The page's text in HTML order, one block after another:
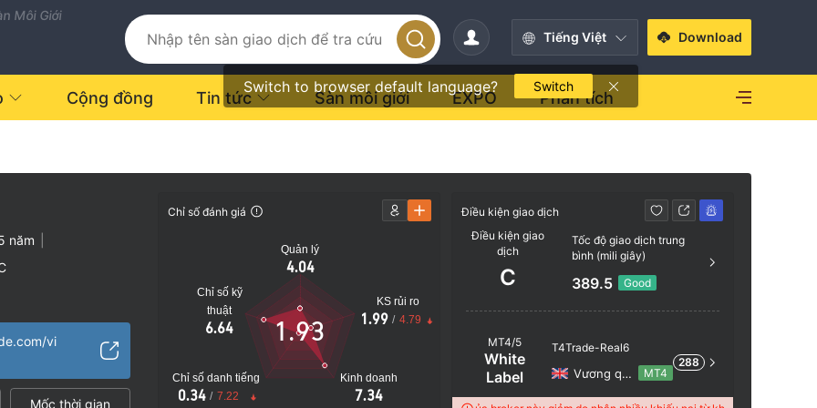
Môi Giới
Tiếng Việt
Switch to browser default language? Switch
Download
Cộng đồng Tin tức Sàn môi giới EXPO Phân tích
năm
(EP)
Nguy cơ rủi ro cao
xa
vi
Mốc thời gian
Chỉ số đánh giá
Quản lý
4.04
Chỉ số kỹ
thuật
6.64
Chỉ số danh tiếng
0.34 / 7.22
Kinh doanh
7.34
KS rủi ro
1.99 / 4.79
1.93
Điều kiện giao dịch
Điều kiện giao
dịch
C
Tốc độ giao dịch trung
bình (mili giây)
389.5 Good
MT4/5
White
Label
T4Trade-Real6
Vương quốc Anh MT4
288